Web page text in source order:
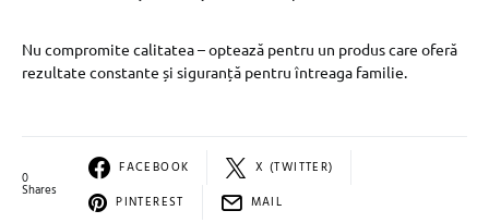
Nu compromite calitatea – optează pentru un produs care oferă
rezultate constante și siguranță pentru întreaga familie.
0
Shares
FACEBOOK
X (TWITTER)
PINTEREST
MAIL